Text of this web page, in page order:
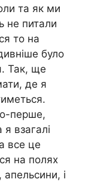
та як ми
не питали
то на
було
Так, ще
де я
перше,
взагалі
все це
на полях
і